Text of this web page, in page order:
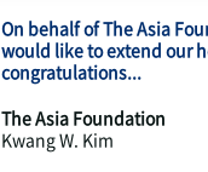
On behalf of The Asia
would like to extend our
congratulations...
The Asia Foundation
Kwang W. Kim